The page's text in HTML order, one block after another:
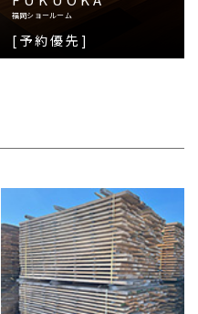
福岡ショールーム
[予約優先]